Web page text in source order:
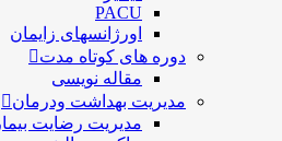
PACU
اورژانسهای زایمان
دوره های کوتاه مدت
مقاله نویسی
مدیریت بهداشت ودرمان
مديريت رضايت بيمار